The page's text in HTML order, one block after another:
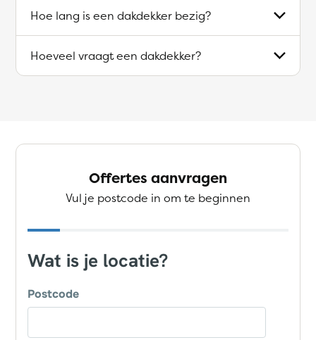
Hoe lang is een dakdekker bezig?
Hoeveel vraagt een dakdekker?
Offertes aanvragen
Vul je postcode in om te beginnen